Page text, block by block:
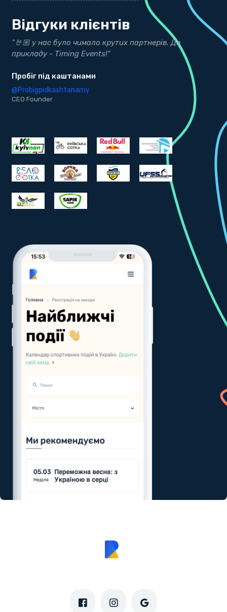
Відгуки клієнтів
"🤘🏼 у нас було чимало крутих партнерів. До
прикладу - Timing Events!"
Пробіг під каштанами
@Probigpidkashtanamy
CEO Founder